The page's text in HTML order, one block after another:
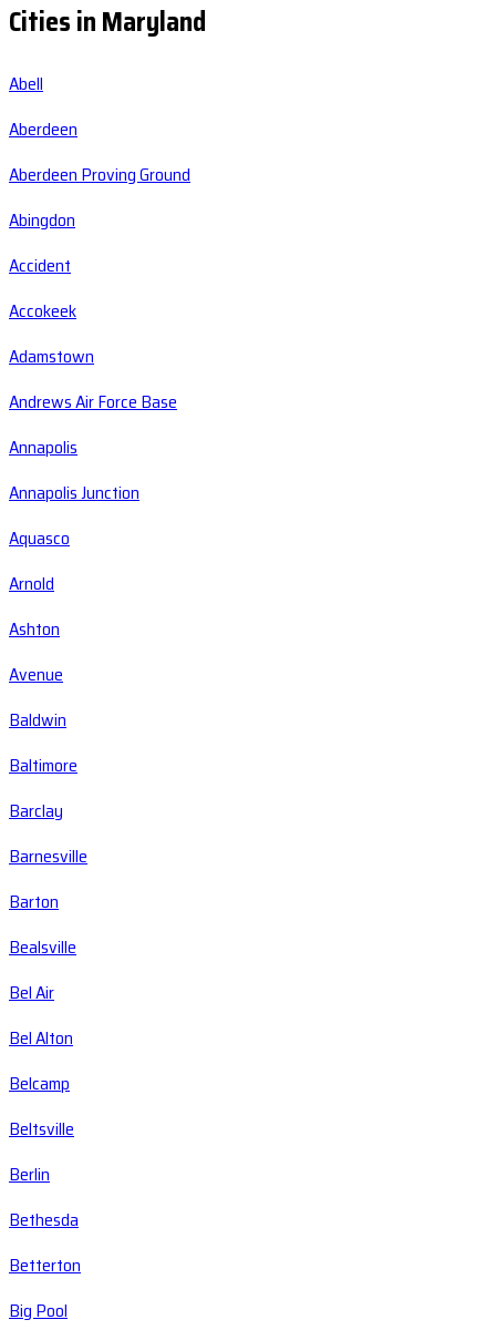
Cities in Maryland
Abell
Aberdeen
Aberdeen Proving Ground
Abingdon
Accident
Accokeek
Adamstown
Andrews Air Force Base
Annapolis
Annapolis Junction
Aquasco
Arnold
Ashton
Avenue
Baldwin
Baltimore
Barclay
Barnesville
Barton
Bealsville
Bel Air
Bel Alton
Belcamp
Beltsville
Berlin
Bethesda
Betterton
Big Pool